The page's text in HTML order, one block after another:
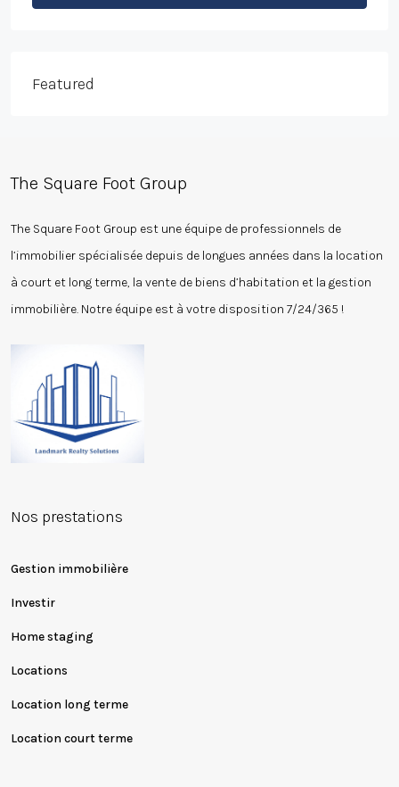
Featured
The Square Foot Group
The Square Foot Group est une équipe de professionnels de
l’immobilier spécialisée depuis de longues années dans la location
à court et long terme, la vente de biens d’habitation et la gestion
immobilière. Notre équipe est à votre disposition 7/24/365 !
Nos prestations
Gestion immobilière
Investir
Home staging
Locations
Location long terme
Location court terme